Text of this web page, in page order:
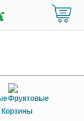
Корзины